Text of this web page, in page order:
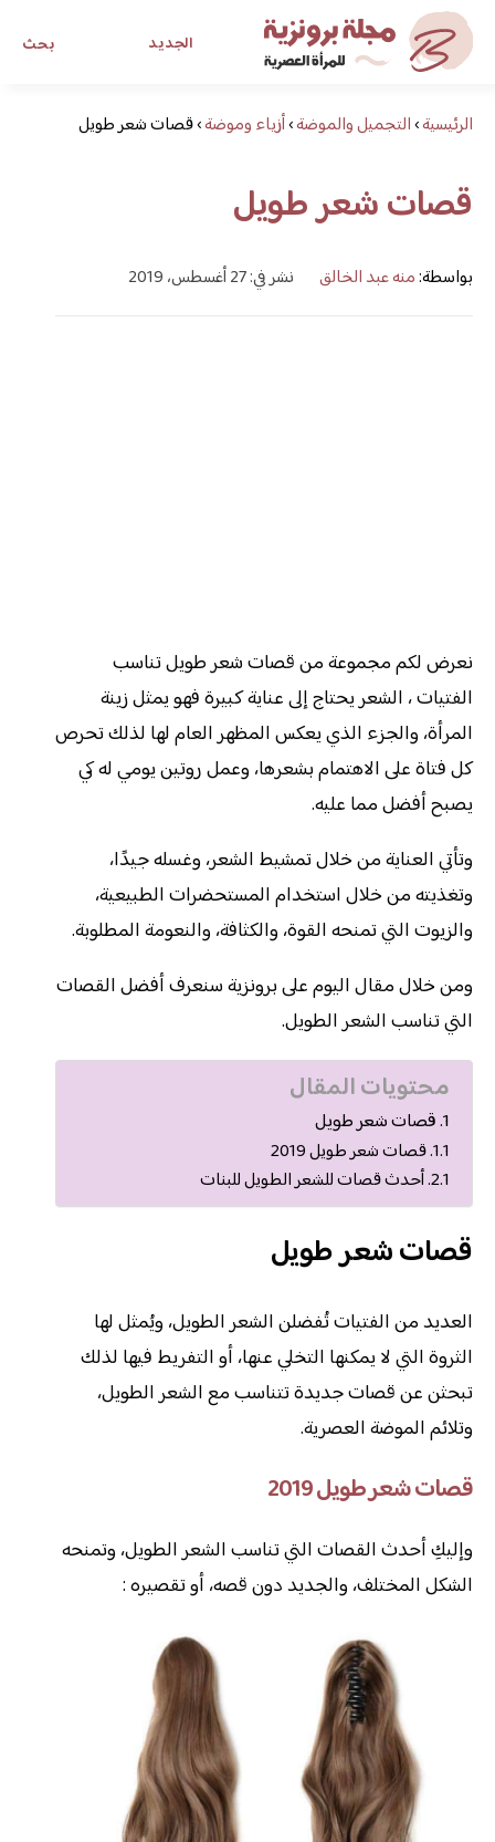
بحث الجديد
مجلة برونزية للفتاة العصرية
ابحث عن أي موضوع يهمك
الرئيسية›التجميل والموضة›أزياء وموضة›قصات شعر طويل
قصات شعر طويل
بواسطة:منه عبد الخالق نشر في: 27 أغسطس، 2019
نعرض لكم مجموعة من قصات شعر طويل تناسب
الفتيات ، الشعر يحتاج إلى عناية كبيرة فهو يمثل زينة
المرأة، والجزء الذي يعكس المظهر العام لها لذلك تحرص
كل فتاة على الاهتمام بشعرها، وعمل روتين يومي له كي
يصبح أفضل مما عليه.
وتأتي العناية من خلال تمشيط الشعر، وغسله جيدًا،
وتغذيته من خلال استخدام المستحضرات الطبيعية،
والزيوت التي تمنحه القوة، والكثافة، والنعومة المطلوبة.
ومن خلال مقال اليوم على برونزية سنعرف أفضل القصات
التي تناسب الشعر الطويل.
محتويات المقال
قصات شعر طويل
قصات شعر طويل 2019
أحدث قصات للشعر الطويل للبنات
قصات شعر طويل
العديد من الفتيات تُفضلن الشعر الطويل، ويُمثل لها
الثروة التي لا يمكنها التخلي عنها، أو التفريط فيها لذلك
تبحثن عن قصات جديدة تتناسب مع الشعر الطويل،
وتلائم الموضة العصرية.
قصات شعر طويل 2019
وإليكِ أحدث القصات التي تناسب الشعر الطويل، وتمنحه
الشكل المختلف، والجديد دون قصه، أو تقصيره :